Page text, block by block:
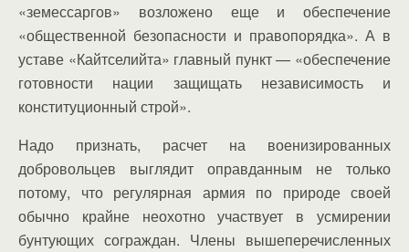
«земессаргов» возложено еще и обеспечение
«общественной безопасности и правопорядка». А в
уставе «Кайтселийта» главный пункт — «обеспечение
готовности нации защищать независимость и
конституционный строй».
Надо признать, расчет на военизированных
добровольцев выглядит оправданным не только
потому, что регулярная армия по природе своей
обычно крайне неохотно участвует в усмирении
бунтующих сограждан. Члены вышеперечисленных